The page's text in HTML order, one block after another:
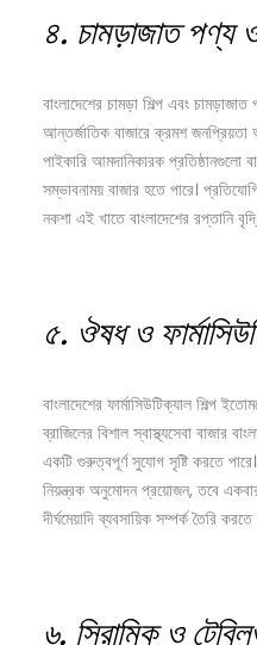
৪. চামড়াজাতপণ্য
বাংলাদেশের চামড়া শিল্প এবং
আন্তর্জাতিক বাজারে ক্রমশ জনপ্রিয়তা
পাইকারি আমদানিকারক প্রতিষ্ঠানগুলো
সম্ভাবনাময় বাজার হতে পারে।
নকশা এই খাতে বাংলাদেশের রপ্তানি
৫. ঔষধও
বাংলাদেশের ফার্মাসিউটিক্যাল শিল্প
ব্রাজিলের বিশাল স্বাস্থ্যসেবা বাজার
একটি গুরুত্বপূর্ণ সুযোগ সৃষ্টি করতে
নিয়ন্ত্রক অনুমোদন প্রয়োজন, তবে
দীর্ঘমেয়াদি ব্যবসায়িক সম্পর্ক তৈরি করতে
৬. সিরামিকও